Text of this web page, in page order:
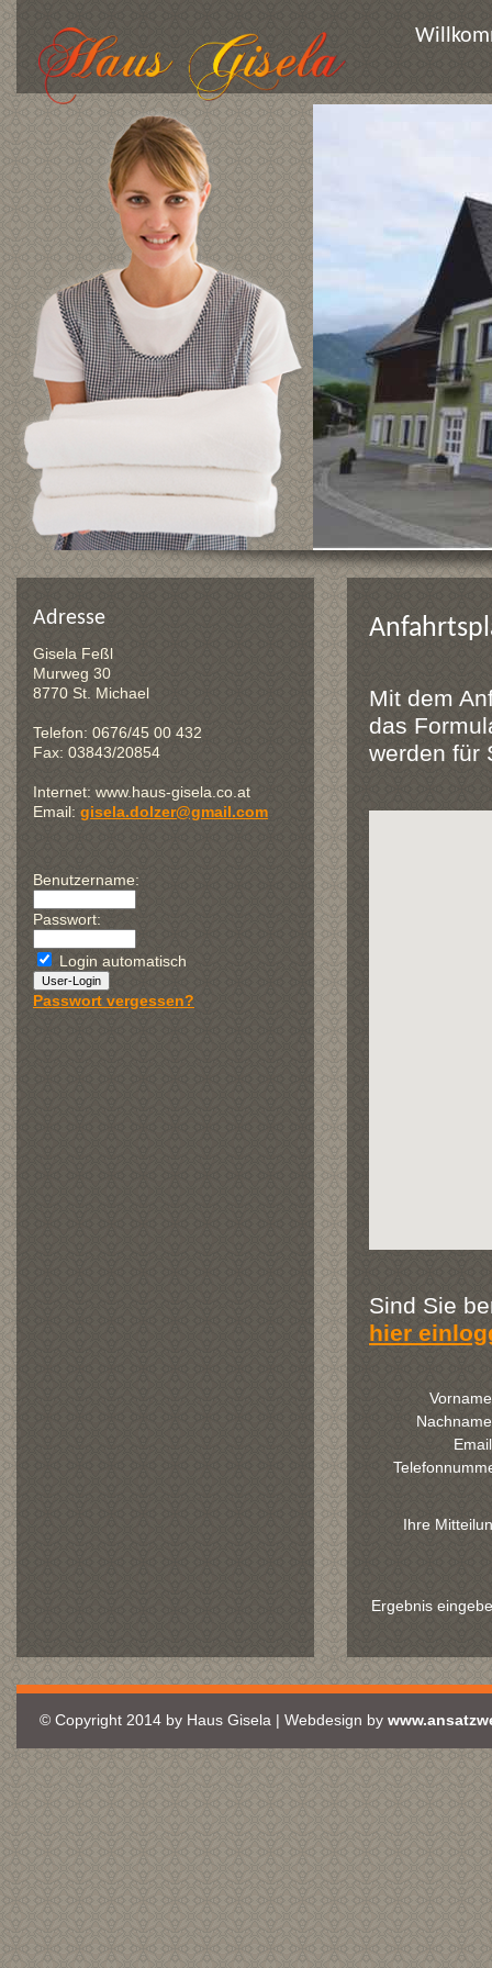
Adresse
Gisela Feßl
Murweg 30
8770 St. Michael
Telefon: 0676/45 00 432
Fax: 03843/20854
Internet: www.haus-gisela.co.at
Email: gisela.dolzer@gmail.com
Benutzername:
Passwort:
Login automatisch
Passwort vergessen?
Mit dem
das
werden für
Sind Sie
hier
Ihre
Ergebnis
© Copyright 2014 by Haus Gisela | Webdesign by